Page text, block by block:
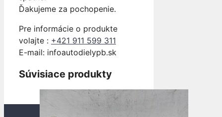
Ďakujeme za pochopenie.
Pre informácie o produkte
volajte : +421 911 599 311
E-mail: infoautodielypb.sk
Súvisiace produkty